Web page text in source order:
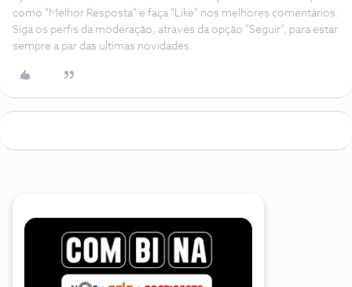
como "Melhor Resposta" e faça "Like" nos melhores comentários.
Siga os perfis da moderação, através da opção "Seguir", para estar
sempre a par das ultimas novidades.